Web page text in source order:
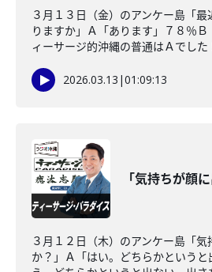
３月１３日（金）のアンケー島「
りますか」Ａ「あります」７８％
ィーサージ的沖縄の普通はＡでした
2026.03.13 |01:09:13
「気持ちが顔
３月１２日（木）のアンケー島「
か？」Ａ「はい。どちらかという